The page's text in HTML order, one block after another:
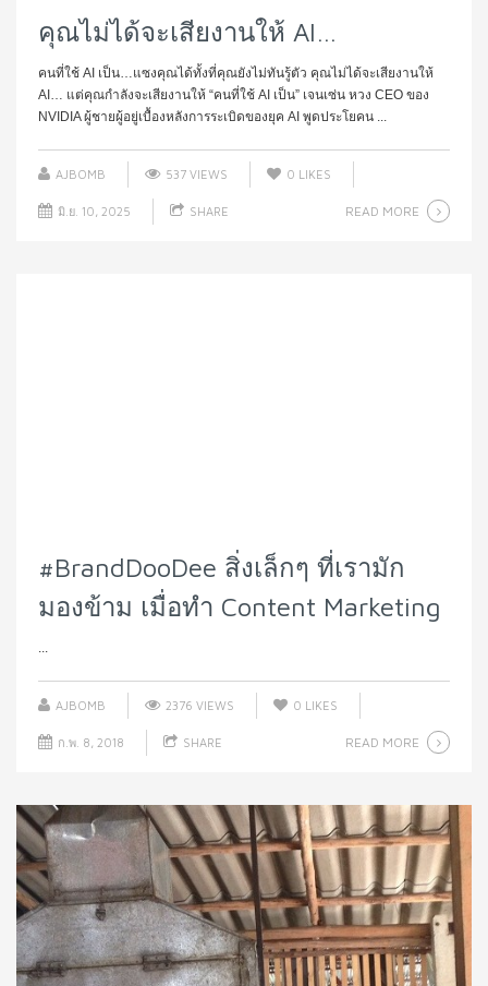
คุณไม่ได้จะเสียงานให้ AI…
คนที่ใช้ AI เป็น…แซงคุณได้ทั้งที่คุณยังไม่ทันรู้ตัว คุณไม่ได้จะเสียงานให้
AI… แต่คุณกำลังจะเสียงานให้ “คนที่ใช้ AI เป็น” เจนเซ่น หวง CEO ของ
NVIDIA ผู้ชายผู้อยู่เบื้องหลังการระเบิดของยุค AI พูดประโยคน ...
AJBOMB 537 VIEWS 0 LIKES
มิ.ย. 10, 2025 SHARE READ MORE
#BrandDooDee สิ่งเล็กๆ ที่เรามัก
มองข้าม เมื่อทำ Content Marketing
...
AJBOMB 2376 VIEWS 0 LIKES
ก.พ. 8, 2018 SHARE READ MORE